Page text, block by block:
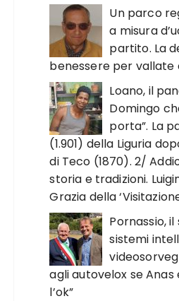
Un parco
a misura
partito. La
benessere per vallate
Loano, il
Domingo
porta”. La
(1.901) della Liguria
di Teco (1870). 2/
storia e tradizioni.
Grazia della
Pornassio, il
sistemi
agli autovelox se
l’ok”